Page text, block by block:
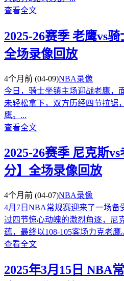
查看全文
2025-26赛季 老鹰vs骑
全场录像回放
4个月前 (04-09)NBA录像
今日，骑士坐镇主场迎战老鹰，
未轻松拿下，双方历经四节拉锯
鹰。...
查看全文
2025-26赛季 尼克斯
分】全场录像回放
4个月前 (04-07)NBA录像
4月7日NBA常规赛迎来了一场备
过四节惊心动魄的激烈角逐，尼
蕴，最终以108-105客场力克老鹰
查看全文
2025年3月15日 NBA